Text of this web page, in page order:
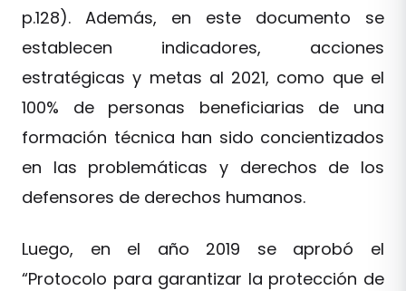
p.128). Además, en este documento se
establecen indicadores, acciones
estratégicas y metas al 2021, como que el
100% de personas beneficiarias de una
formación técnica han sido concientizados
en las problemáticas y derechos de los
defensores de derechos humanos.
Luego, en el año 2019 se aprobó el
“Protocolo para garantizar la protección de